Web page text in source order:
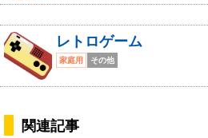
レトロゲーム
家庭用 その他
関連記事